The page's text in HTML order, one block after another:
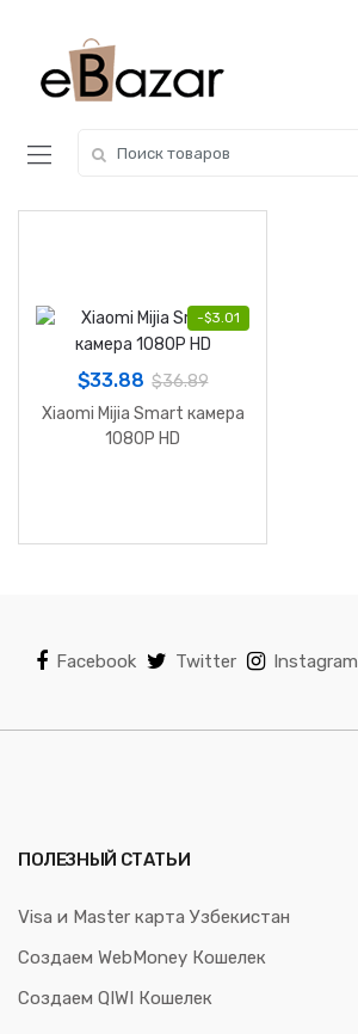
navigation
content
for:
-$3.01
$33.88 $36.89
Xiaomi Mijia Smart камера
1080P HD
Facebook Twitter Instagram
ПОЛЕЗНЫЙ СТАТЬИ
Visa и Master карта Узбекистан
Создаем WebMoney Кошелек
Создаем QIWI Кошелек